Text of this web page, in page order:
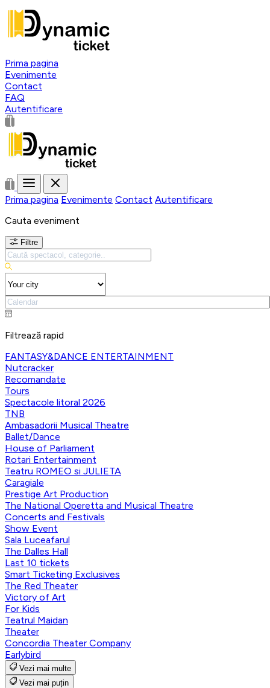
Prima pagina
Evenimente
Contact
FAQ
Autentificare
Prima pagina Evenimente Contact Autentificare
Cauta eveniment
Filtre
Filtrează rapid
FANTASY&DANCE ENTERTAINMENT
Nutcracker
Recomandate
Tours
Spectacole litoral 2026
TNB
Ambasadorii Musical Theatre
Ballet/Dance
House of Parliament
Rotari Entertainment
Teatru ROMEO si JULIETA
Caragiale
Prestige Art Production
The National Operetta and Musical Theatre
Concerts and Festivals
Show Event
Sala Luceafarul
The Dalles Hall
Last 10 tickets
Smart Ticketing Exclusives
The Red Theater
Victory of Art
For Kids
Teatrul Maidan
Theater
Concordia Theater Company
Earlybird
Vezi mai multe
Vezi mai puțin